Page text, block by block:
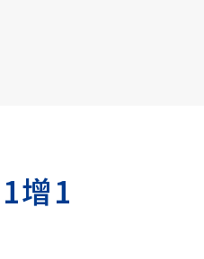
增1